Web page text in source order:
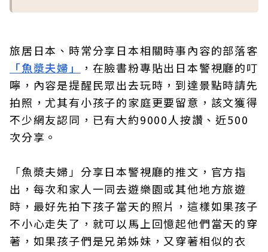
旅居日本、時常分享日本相關時事內容的部落客
「魚漿夫婦」
，在臉書粉專貼出日本警視廳的叮
嚀，內容是提醒民眾出去玩時，到達景點時請先
拍照，尤其有小孩子的家庭更要留意，該文獲得
不少網友認同，已有大約9000人按讚、近500
次分享。
「魚漿夫婦」分享日本警視廳的推文，官方指
出，每次和家人一同去遊樂園或其他地方旅遊
時，最好先拍下孩子當天的照片，這樣如果孩子
不小心走失了，就可以馬上回憶起他們當天的穿
著，如果孩子們是兄弟姊妹，又穿著相似的衣